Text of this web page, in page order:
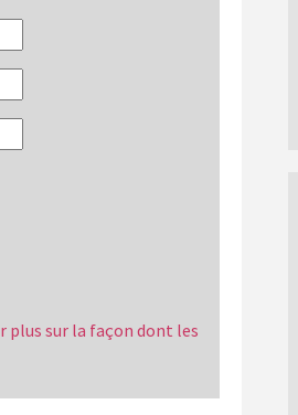
plus sur la façon dont les